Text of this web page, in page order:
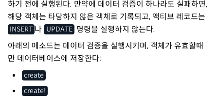
하기 전에 실행된다. 만약에 데이터 검증이 하나라도 실패하면,
해당 객체는 타당하지 않은 객체로 기록되고, 액티브 레코드는
INSERT 나 UPDATE 명령을 실행하지 않는다.
아래의 메소드는 데이터 검증을 실행시키며, 객체가 유효할때
만 데이터베이스에 저장한다:
create
create!